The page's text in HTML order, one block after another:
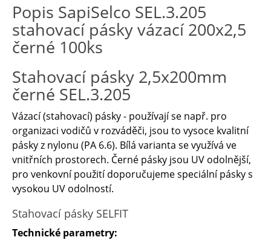
Popis SapiSelco SEL.3.205
stahovací pásky vázací 200x2,5
černé 100ks
Stahovací pásky 2,5x200mm
černé SEL.3.205
Vázací (stahovací) pásky - používají se např. pro
organizaci vodičů v rozváděči, jsou to vysoce kvalitní
pásky z nylonu (PA 6.6). Bílá varianta se využívá ve
vnitřních prostorech. Černé pásky jsou UV odolnější,
pro venkovní použití doporučujeme speciální pásky s
vysokou UV odolností.
Stahovací pásky SELFIT
Technické parametry: